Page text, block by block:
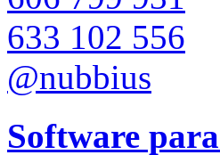
633 102 556
@nubbius
Software